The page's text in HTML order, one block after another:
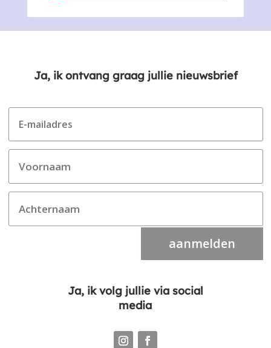
Ja, ik ontvang graag jullie nieuwsbrief
aanmelden
Ja, ik volg jullie via social
media